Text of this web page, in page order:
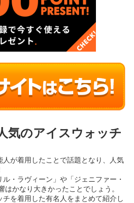
気のアイスウォッチ
が着用したことで話題となり、人気
・ラヴィーン」や「ジェニファー・
はかなり大きかったことでしょう。
を着用した有名人をまとめて紹介し